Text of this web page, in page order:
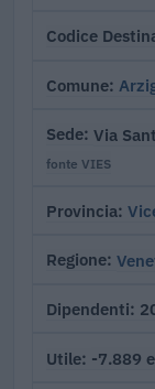
Codice
Comune
Sede Via
fonte VIES
Provincia
Regione
Dipendenti
Utile -7.889